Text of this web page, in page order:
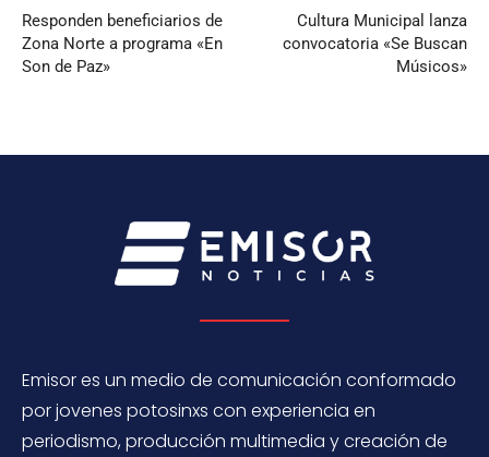
Responden beneficiarios de
Zona Norte a programa «En
Son de Paz»
Cultura Municipal lanza
convocatoria «Se Buscan
Músicos»
Emisor es un medio de comunicación conformado
por jovenes potosinxs con experiencia en
periodismo, producción multimedia y creación de